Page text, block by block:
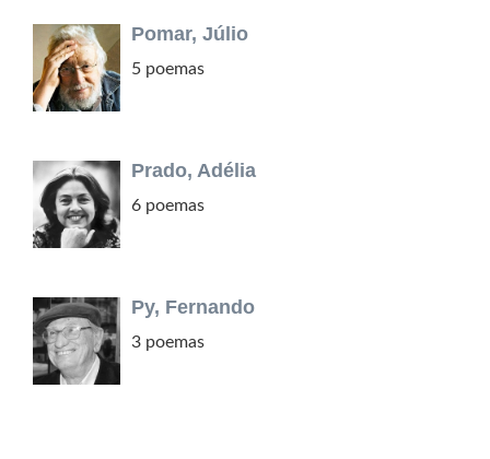
Pomar, Júlio
5 poemas
Prado, Adélia
6 poemas
Py, Fernando
3 poemas